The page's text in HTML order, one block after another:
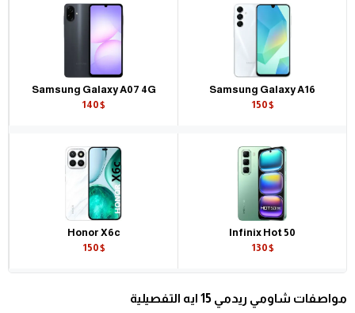
Samsung Galaxy A16
150$
Samsung Galaxy A07 4G
140$
Infinix Hot 50
130$
Honor X6c
150$
مواصفات شاومي ريدمي 15 ايه التفصيلية